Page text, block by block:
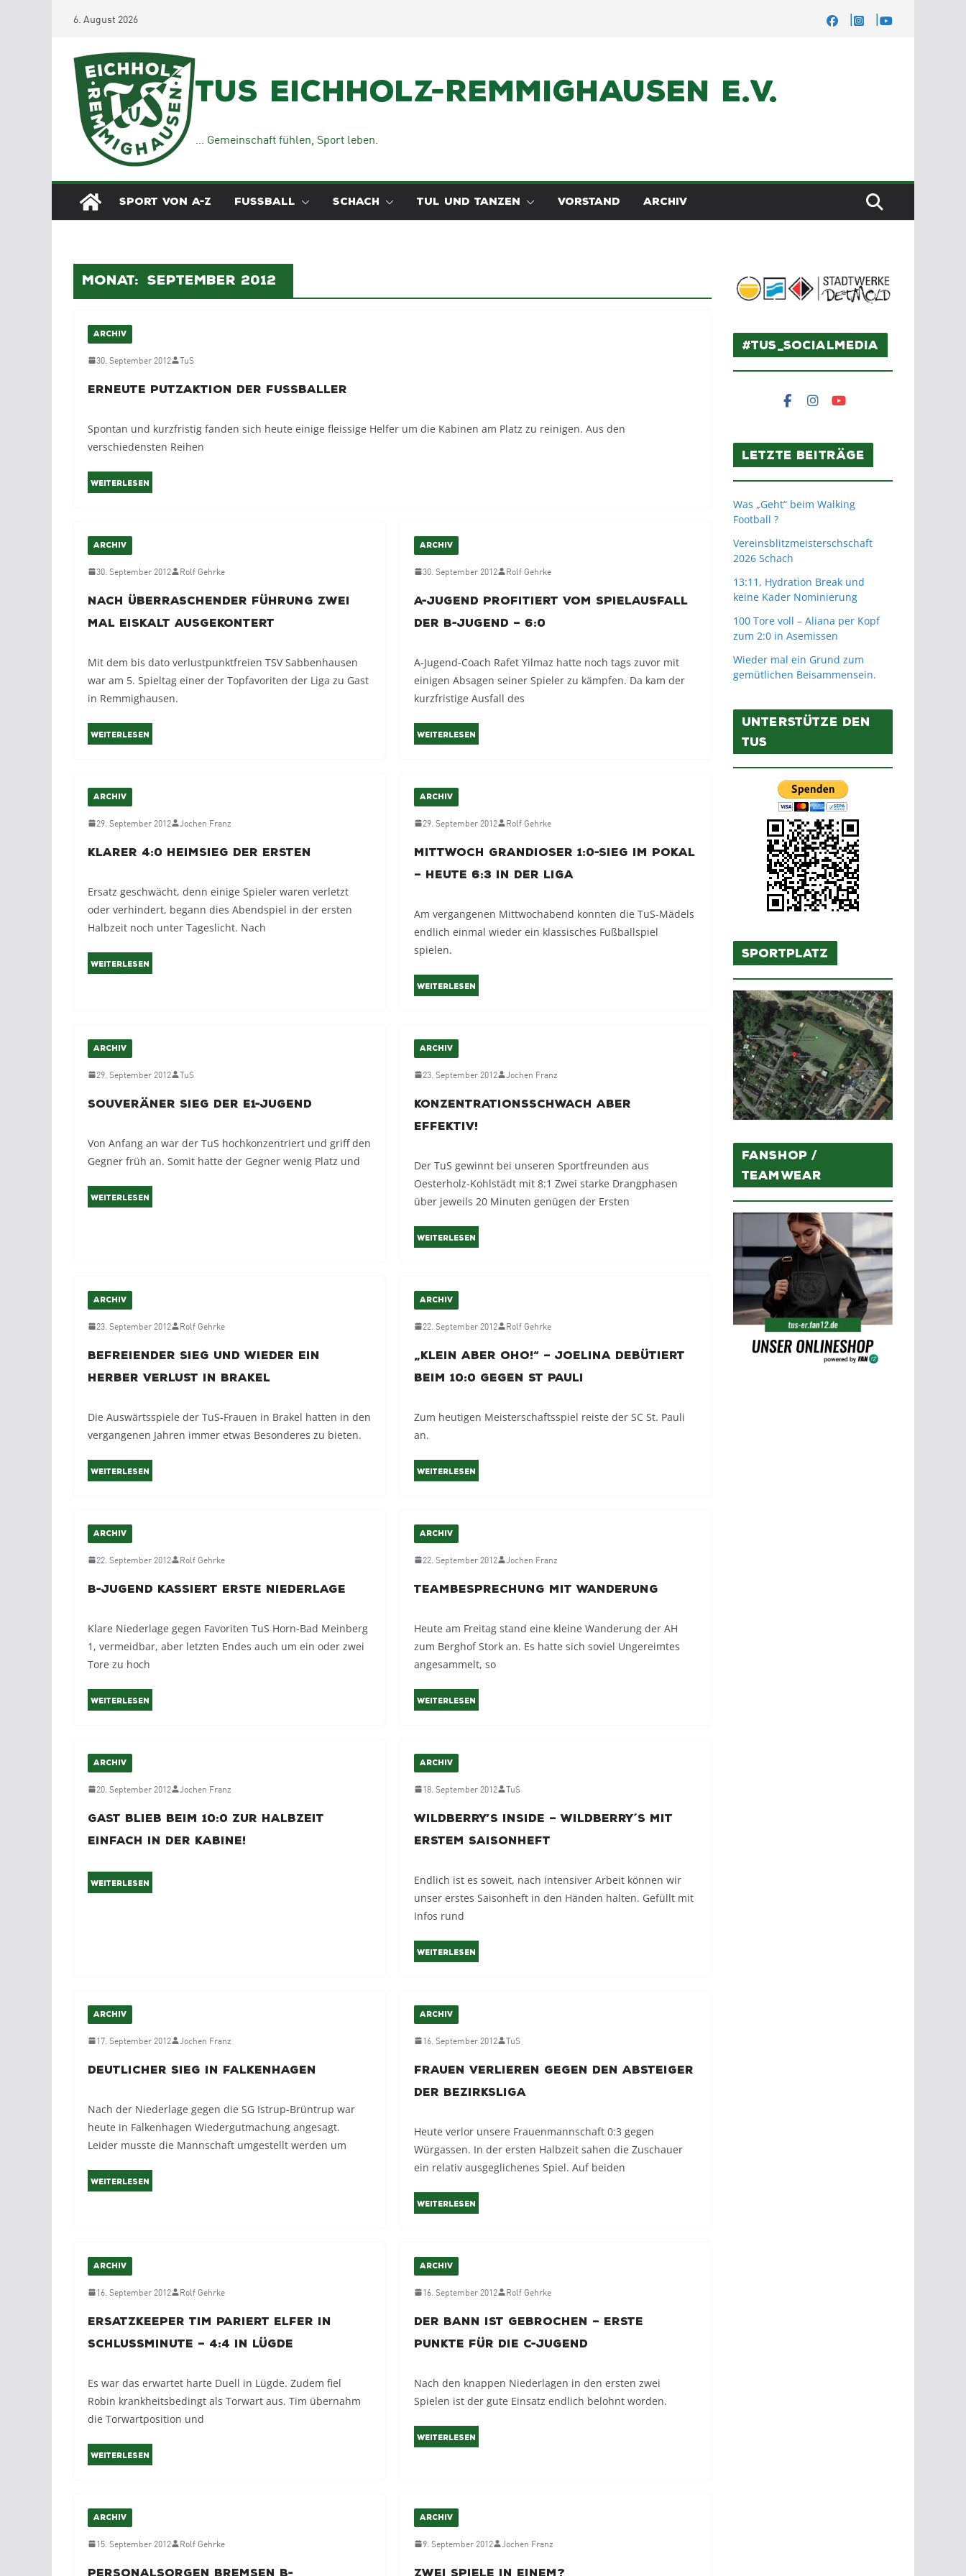
springen
6. August 2026
TuS Eichholz-Remmighausen e.V.
… Gemeinschaft fühlen, Sport leben.
SPORT VON A-Z FUSSBALL SCHACH TUL UND TANZEN VORSTAND ARCHIV
Monat: September 2012
ARCHIV
30. September 2012 TuS
Erneute Putzaktion der Fussballer
Spontan und kurzfristig fanden sich heute einige fleissige Helfer um die Kabinen am Platz zu reinigen. Aus den
verschiedensten Reihen
Weiterlesen
ARCHIV
30. September 2012 Rolf Gehrke
Nach überraschender Führung zwei
Mal eiskalt ausgekontert
Mit dem bis dato verlustpunktfreien TSV Sabbenhausen
war am 5. Spieltag einer der Topfavoriten der Liga zu Gast
in Remmighausen.
Weiterlesen
ARCHIV
30. September 2012 Rolf Gehrke
A-Jugend profitiert vom Spielausfall
der B-Jugend – 6:0
A-Jugend-Coach Rafet Yilmaz hatte noch tags zuvor mit
einigen Absagen seiner Spieler zu kämpfen. Da kam der
kurzfristige Ausfall des
Weiterlesen
ARCHIV
29. September 2012 Jochen Franz
Klarer 4:0 Heimsieg der Ersten
Ersatz geschwächt, denn einige Spieler waren verletzt
oder verhindert, begann dies Abendspiel in der ersten
Halbzeit noch unter Tageslicht. Nach
Weiterlesen
ARCHIV
29. September 2012 Rolf Gehrke
Mittwoch grandioser 1:0-Sieg im Pokal
– heute 6:3 in der Liga
Am vergangenen Mittwochabend konnten die TuS-Mädels
endlich einmal wieder ein klassisches Fußballspiel
spielen.
Weiterlesen
ARCHIV
29. September 2012 TuS
Souveräner Sieg der E1-Jugend
Von Anfang an war der TuS hochkonzentriert und griff den
Gegner früh an. Somit hatte der Gegner wenig Platz und
Weiterlesen
ARCHIV
23. September 2012 Jochen Franz
Konzentrationsschwach aber
effektiv!
Der TuS gewinnt bei unseren Sportfreunden aus
Oesterholz-Kohlstädt mit 8:1 Zwei starke Drangphasen
über jeweils 20 Minuten genügen der Ersten
Weiterlesen
ARCHIV
23. September 2012 Rolf Gehrke
Befreiender Sieg und wieder ein
herber Verlust in Brakel
Die Auswärtsspiele der TuS-Frauen in Brakel hatten in den
vergangenen Jahren immer etwas Besonderes zu bieten.
Weiterlesen
ARCHIV
22. September 2012 Rolf Gehrke
„Klein aber Oho!“ – Joelina debütiert
beim 10:0 gegen St Pauli
Zum heutigen Meisterschaftsspiel reiste der SC St. Pauli
an.
Weiterlesen
ARCHIV
22. September 2012 Rolf Gehrke
B-Jugend kassiert erste Niederlage
Klare Niederlage gegen Favoriten TuS Horn-Bad Meinberg
1, vermeidbar, aber letzten Endes auch um ein oder zwei
Tore zu hoch
Weiterlesen
ARCHIV
22. September 2012 Jochen Franz
Teambesprechung mit Wanderung
Heute am Freitag stand eine kleine Wanderung der AH
zum Berghof Stork an. Es hatte sich soviel Ungereimtes
angesammelt, so
Weiterlesen
ARCHIV
20. September 2012 Jochen Franz
Gast blieb beim 10:0 zur Halbzeit
einfach in der Kabine!
Weiterlesen
ARCHIV
18. September 2012 TuS
WildBerry’s Inside – WildBerry´s mit
erstem Saisonheft
Endlich ist es soweit, nach intensiver Arbeit können wir
unser erstes Saisonheft in den Händen halten. Gefüllt mit
Infos rund
Weiterlesen
ARCHIV
17. September 2012 Jochen Franz
Deutlicher Sieg in Falkenhagen
Nach der Niederlage gegen die SG Istrup-Brüntrup war
heute in Falkenhagen Wiedergutmachung angesagt.
Leider musste die Mannschaft umgestellt werden um
Weiterlesen
ARCHIV
16. September 2012 TuS
Frauen verlieren gegen den Absteiger
der Bezirksliga
Heute verlor unsere Frauenmannschaft 0:3 gegen
Würgassen. In der ersten Halbzeit sahen die Zuschauer
ein relativ ausgeglichenes Spiel. Auf beiden
Weiterlesen
ARCHIV
16. September 2012 Rolf Gehrke
Ersatzkeeper Tim pariert Elfer in
Schlussminute – 4:4 in Lügde
Es war das erwartet harte Duell in Lügde. Zudem fiel
Robin krankheitsbedingt als Torwart aus. Tim übernahm
die Torwartposition und
Weiterlesen
ARCHIV
16. September 2012 Rolf Gehrke
Der Bann ist gebrochen – erste
Punkte für die C-Jugend
Nach den knappen Niederlagen in den ersten zwei
Spielen ist der gute Einsatz endlich belohnt worden.
Weiterlesen
ARCHIV
15. September 2012 Rolf Gehrke
Personalsorgen bremsen B-
ARCHIV
9. September 2012 Jochen Franz
Zwei Spiele in einem?
#TuS_SocialMedia
Letzte Beiträge
Was „Geht“ beim Walking
Football ?
Vereinsblitzmeisterschschaft
2026 Schach
13:11, Hydration Break und
keine Kader Nominierung
100 Tore voll – Aliana per Kopf
zum 2:0 in Asemissen
Wieder mal ein Grund zum
gemütlichen Beisammensein.
Unterstütze den
TuS
Sportplatz
Fanshop /
Teamwear